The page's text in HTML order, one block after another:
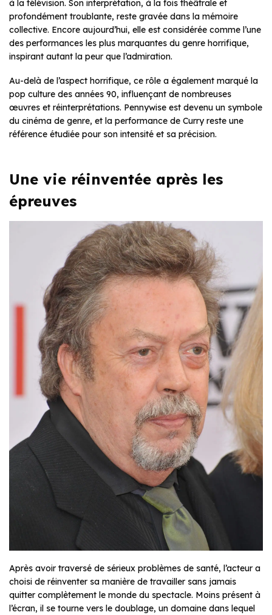
à la télévision. Son interprétation, à la fois théâtrale et
profondément troublante, reste gravée dans la mémoire
collective. Encore aujourd’hui, elle est considérée comme l’une
des performances les plus marquantes du genre horrifique,
inspirant autant la peur que l’admiration.
Au-delà de l’aspect horrifique, ce rôle a également marqué la
pop culture des années 90, influençant de nombreuses
œuvres et réinterprétations. Pennywise est devenu un symbole
du cinéma de genre, et la performance de Curry reste une
référence étudiée pour son intensité et sa précision.
Une vie réinventée après les
épreuves
Après avoir traversé de sérieux problèmes de santé, l’acteur a
choisi de réinventer sa manière de travailler sans jamais
quitter complètement le monde du spectacle. Moins présent à
l’écran, il se tourne vers le doublage, un domaine dans lequel